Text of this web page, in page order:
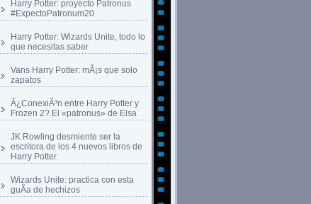
Harry Potter: proyecto Patronus
#ExpectoPatronum20
Harry Potter: Wizards Unite, todo lo
que necesitas saber
Vans Harry Potter: mÃ¡s que solo
zapatos
Â¿ConexiÃ³n entre Harry Potter y
Frozen 2? El «patronus» de Elsa
JK Rowling desmiente ser la
escritora de los 4 nuevos libros de
Harry Potter
Wizards Unite: practica con esta
guÃ­a de hechizos